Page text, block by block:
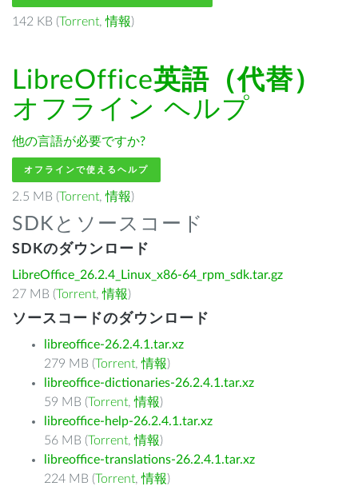
142 KB (Torrent,情報)
LibreOffice英語（代替）
オフライン ヘルプ
他の言語が必要ですか?
オフラインで使えるヘルプ
2.5 MB (Torrent,情報)
SDKとソースコード
SDKのダウンロード
LibreOffice_26.2.4_Linux_x86-64_rpm_sdk.tar.gz
27 MB (Torrent,情報)
ソースコードのダウンロード
libreoffice-26.2.4.1.tar.xz
279 MB (Torrent,情報)
libreoffice-dictionaries-26.2.4.1.tar.xz
59 MB (Torrent,情報)
libreoffice-help-26.2.4.1.tar.xz
56 MB (Torrent,情報)
libreoffice-translations-26.2.4.1.tar.xz
224 MB (Torrent,情報)